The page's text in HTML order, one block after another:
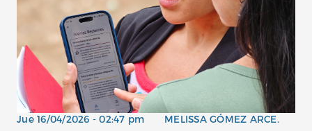
Jue 16/04/2026 - 02:47 pm MELISSA GÓMEZ ARCE.